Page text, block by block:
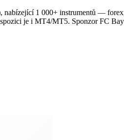
1 000+ instrumentů —
je i MT4/MT5. Sponzor FC